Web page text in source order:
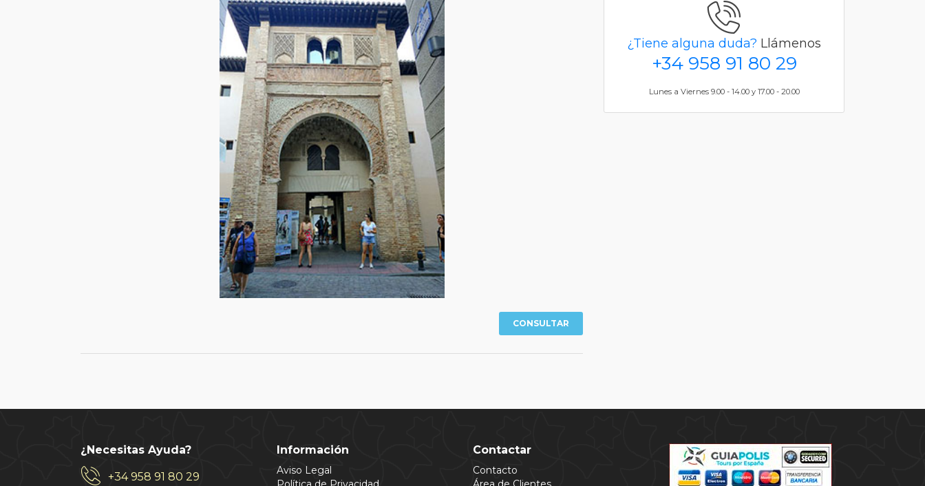
CONSULTAR
¿Tiene alguna duda? Llámenos
+34 958 91 80 29
Lunes a Viernes 9.00 - 14.00 y 17.00 - 20.00
¿Necesitas Ayuda?
+34 958 91 80 29
Información
Aviso Legal
Contactar
Contacto